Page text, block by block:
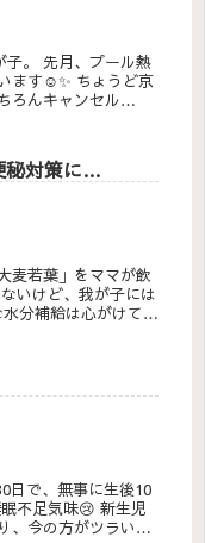
子。 先月、プール熱
ます☺️✨ ちょうど京
ろんキャンセル
秘対策に…
麦若葉」をママが飲
いけど、我が子には
分補給は心がけてい
日で、無事に生後10
不足気味😢 新生児
、今の方がツラい！